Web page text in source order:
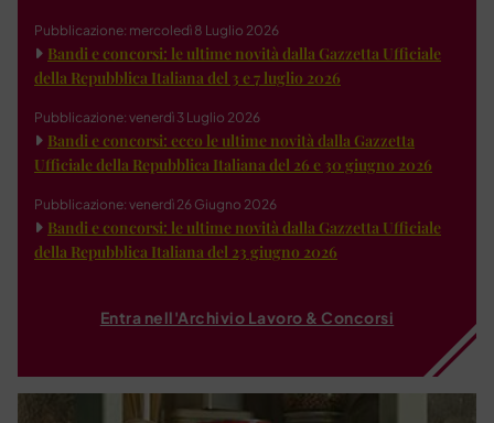
Pubblicazione: mercoledì 8 Luglio 2026
Bandi e concorsi: le ultime novità dalla Gazzetta Ufficiale
della Repubblica Italiana del 3 e 7 luglio 2026
Pubblicazione: venerdì 3 Luglio 2026
Bandi e concorsi: ecco le ultime novità dalla Gazzetta
Ufficiale della Repubblica Italiana del 26 e 30 giugno 2026
Pubblicazione: venerdì 26 Giugno 2026
Bandi e concorsi: le ultime novità dalla Gazzetta Ufficiale
della Repubblica Italiana del 23 giugno 2026
Entra nell'Archivio Lavoro & Concorsi